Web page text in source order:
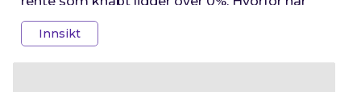
mange så mye penger på bok, og hvilke
alternative innskuddsprodukter kunne vært
brukt?
Innsikt